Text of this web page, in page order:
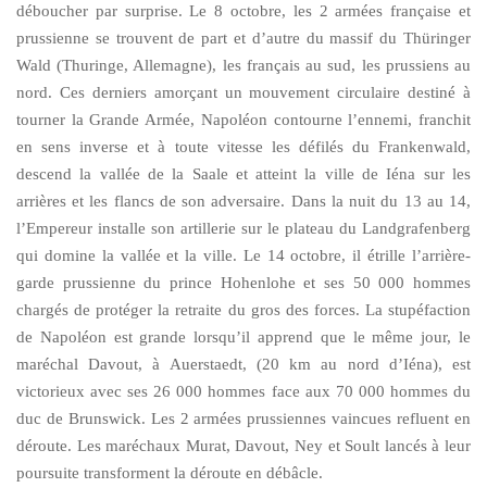
déboucher par surprise. Le 8 octobre, les 2 armées française et
prussienne se trouvent de part et d’autre du massif du Thüringer
Wald (Thuringe, Allemagne), les français au sud, les prussiens au
nord. Ces derniers amorçant un mouvement circulaire destiné à
tourner la Grande Armée, Napoléon contourne l’ennemi, franchit
en sens inverse et à toute vitesse les défilés du Frankenwald,
descend la vallée de la Saale et atteint la ville de Iéna sur les
arrières et les flancs de son adversaire. Dans la nuit du 13 au 14,
l’Empereur installe son artillerie sur le plateau du Landgrafenberg
qui domine la vallée et la ville. Le 14 octobre, il étrille l’arrière-
garde prussienne du prince Hohenlohe et ses 50 000 hommes
chargés de protéger la retraite du gros des forces. La stupéfaction
de Napoléon est grande lorsqu’il apprend que le même jour, le
maréchal Davout, à Auerstaedt, (20 km au nord d’Iéna), est
victorieux avec ses 26 000 hommes face aux 70 000 hommes du
duc de Brunswick. Les 2 armées prussiennes vaincues refluent en
déroute. Les maréchaux Murat, Davout, Ney et Soult lancés à leur
poursuite transforment la déroute en débâcle.